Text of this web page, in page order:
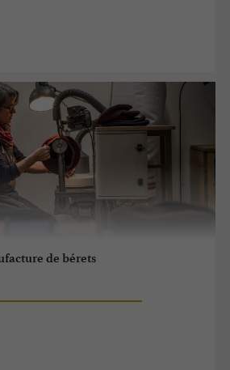
de bérets